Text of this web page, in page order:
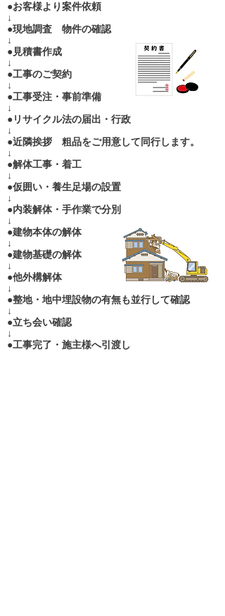
●お客様より案件依頼
↓
●現地調査 物件の確認
↓
●見積書作成
↓
●工事のご契約
↓
●工事受注・事前準備
↓
●リサイクル法の届出・行政
↓
●近隣挨拶 粗品をご用意して同行します。
↓
●解体工事・着工
↓
●仮囲い・養生足場の設置
↓
●内装解体・手作業で分別
↓
●建物本体の解体
↓
●建物基礎の解体
↓
●他外構解体
↓
●整地・地中埋設物の有無も並行して確認
↓
●立ち会い確認
↓
●工事完了・施主様へ引渡し